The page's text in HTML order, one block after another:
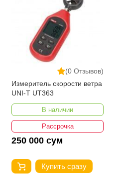
(0 Отзывов)
Измеритель скорости ветра
UNI-T UT363
В наличии
Рассрочка
250 000 сум
Купить сразу